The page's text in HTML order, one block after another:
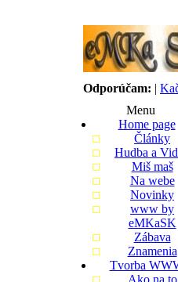
Odporúčam: |
Menu
Home page
Články
Hudba a
Miš maš
Na webe
Novinky
www by
eMKaSK
Zábava
Znamenia
Tvorba
Ako na to